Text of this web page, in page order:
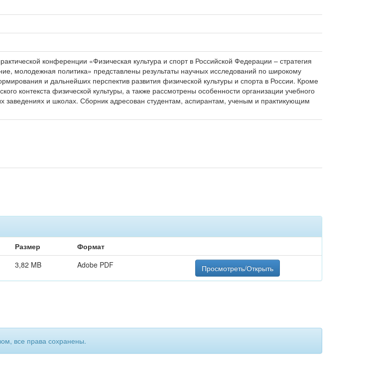
конференции «Физическая культура и спорт в Российской Федерации – стратегия
молодежная политика» представлены результаты научных исследований по широкому
и дальнейших перспектив развития физической культуры и спорта в России. Кроме
контекста физической культуры, а также рассмотрены особенности организации учебного
заведениях и школах. Сборник адресован студентам, аспирантам, ученым и практикующим
Размер
Формат
3,82 MB Adobe PDF Просмотреть/Открыть
все права сохранены.